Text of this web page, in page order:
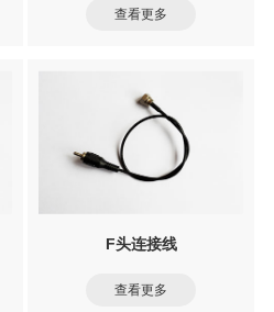
查看更多
F头连接线
查看更多